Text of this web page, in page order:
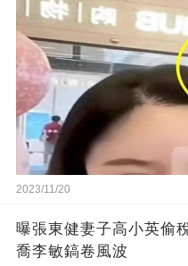
2023/11/20
曝張東健妻子高小英偷
喬李敏鎬卷風波